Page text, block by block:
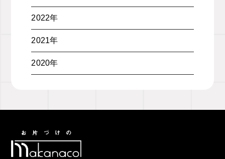
2022年
2021年
2020年